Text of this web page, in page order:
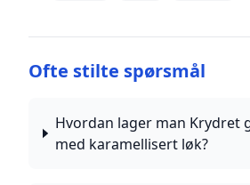
Ofte stilte spørsmål
Hvordan lager man Krydret
med karamellisert løk?